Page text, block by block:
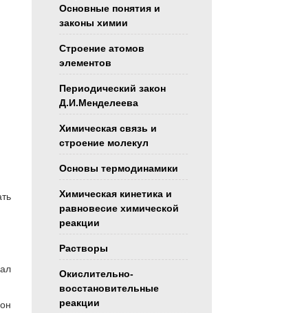
Основные понятия и
законы химии
Строение атомов
элементов
Периодический закон
Д.И.Менделеева
Химическая связь и
строение молекул
Основы термодинамики
Химическая кинетика и
равновесие химической
реакции
Растворы
Окислительно-
восстановительные
реакции